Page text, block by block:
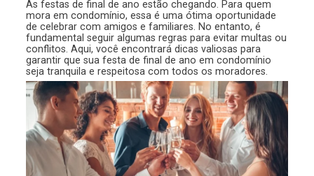
As festas de final de ano estão chegando. Para quem
mora em condomínio, essa é uma ótima oportunidade
de celebrar com amigos e familiares. No entanto, é
fundamental seguir algumas regras para evitar multas ou
conflitos. Aqui, você encontrará dicas valiosas para
garantir que sua festa de final de ano em condomínio
seja tranquila e respeitosa com todos os moradores.